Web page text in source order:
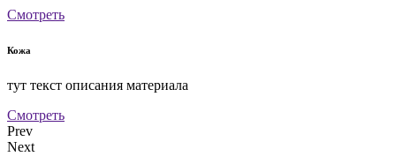
Смотреть
Кожа
тут текст описания материала
Смотреть
Prev
Next